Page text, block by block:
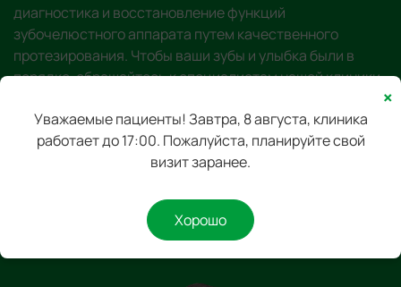
×
Уважаемые пациенты! Завтра, 8 августа, клиника
работает до 17:00. Пожалуйста, планируйте свой
визит заранее.
Хорошо
диагностика и восстановление функций
зубочелюстного аппарата путем качественного
протезирования. Чтобы ваши зубы и улыбка были в
порядке, обращайтесь к специалистам нашей клиники.
Перцев Сергей Станиславович
Главный врач клиники, 25 лет практики в лечении и
Получить консультацию